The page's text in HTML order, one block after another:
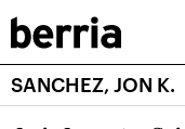
SANCHEZ, JON K.